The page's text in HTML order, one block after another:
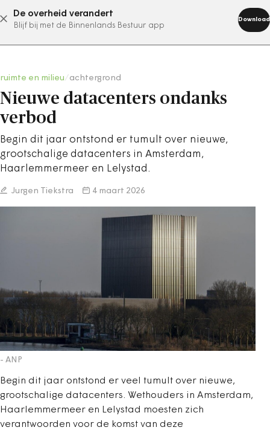
De overheid verandert
Blijf bij met de Binnenlands Bestuur app
Download
abonneer nu
ruimte en milieu achtergrond
Nieuwe datacenters ondanks
verbod
Begin dit jaar ontstond er tumult over nieuwe,
grootschalige datacenters in Amsterdam,
Haarlemmermeer en Lelystad.
Jurgen Tiekstra 4 maart 2026
- ANP
Begin dit jaar ontstond er veel tumult over nieuwe,
grootschalige datacenters. Wethouders in Amsterdam,
Haarlemmermeer en Lelystad moesten zich
verantwoorden voor de komst van deze